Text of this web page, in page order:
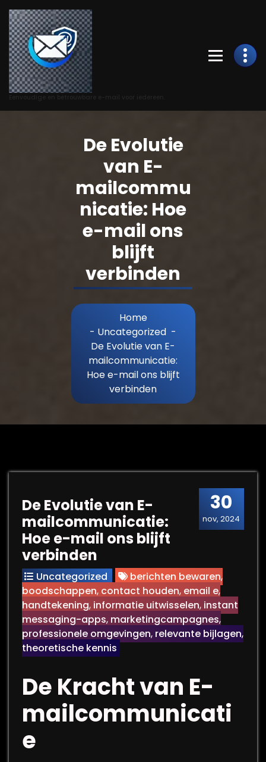
Skip
to
Content
De Evolutie
van E-
mailcommu
nicatie: Hoe
e-mail ons
blijft
verbinden
Home
- Uncategorized -
De Evolutie van E-
mailcommunicatie:
Hoe e-mail ons blijft
verbinden
30
nov, 2024
De Evolutie van E-
mailcommunicatie:
Hoe e-mail ons blijft
verbinden
Uncategorized berichten bewaren,
boodschappen, contact houden, email e,
handtekening, informatie uitwisselen, instant
messaging-apps, marketingcampagnes,
professionele omgevingen, relevante bijlagen,
theoretische kennis
De Kracht van E-
mailcommunicati
e